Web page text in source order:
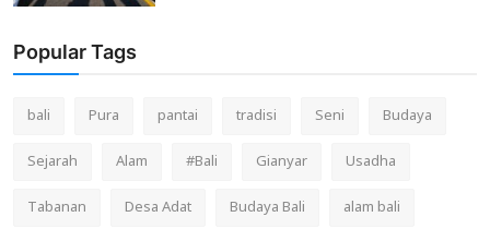
Popular Tags
bali Pura pantai tradisi Seni
Budaya
Sejarah
Alam #Bali Gianyar
Usadha
Tabanan
Desa Adat Budaya Bali alam bali